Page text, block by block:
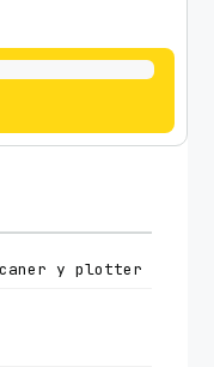
y plotter